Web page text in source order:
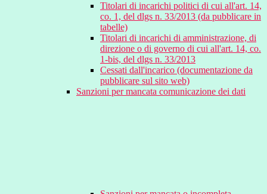
Titolari di incarichi politici di cui all'art. 14,
co. 1, del dlgs n. 33/2013 (da pubblicare in
tabelle)
Titolari di incarichi di amministrazione, di
direzione o di governo di cui all'art. 14, co.
1-bis, del dlgs n. 33/2013
Cessati dall'incarico (documentazione da
pubblicare sul sito web)
Sanzioni per mancata comunicazione dei dati